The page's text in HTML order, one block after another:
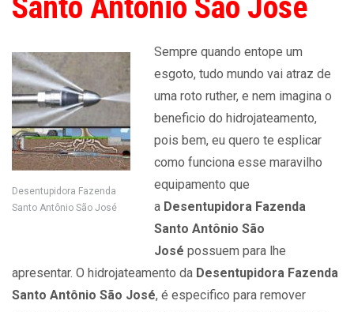
Santo Antônio São José
Desentupidora Fazenda
Santo Antônio São José
Sempre quando entope um
esgoto, tudo mundo vai atraz de
uma roto ruther, e nem imagina o
beneficio do hidrojateamento,
pois bem, eu quero te esplicar
como funciona esse maravilho
equipamento que
a Desentupidora Fazenda
Santo Antônio São
José possuem para lhe
apresentar. O hidrojateamento da Desentupidora Fazenda
Santo Antônio São José, é especifico para remover